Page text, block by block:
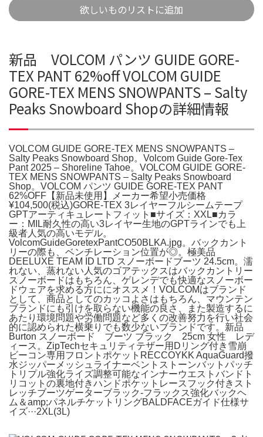
欲しいものリストに追加
新品 VOLCOM パンツ GUIDE GORE-
TEX PANT 62%off VOLCOM GUIDE
GORE-TEX MENS SNOWPANTS – Salty
Peaks Snowboard Shopの詳細情報
VOLCOM GUIDE GORE-TEX MENS SNOWPANTS –
Salty Peaks Snowboard Shop。Volcom Guide Gore-Tex
Pant 2025 – Shoreline Tahoe。VOLCOM GUIDE GORE-
TEX MENS SNOWPANTS – Salty Peaks Snowboard
Shop。VOLCOM パンツ GUIDE GORE-TEX PANT
62%OFF【新品未使用】メーカー希望小売価格
¥104,500(税込)GORE-TEX 3レイヤーフルシームテープ
GPTアーティキュレートフィット■サイズ：XXL■カラ
ー：MIL耐久性の高い3レイヤー生地のGPTラインでも上
級者人気の高いモデル。
VolcomGuideGoretexPantCO50BLKA.jpg。バックカント
リーの際も、ベンチレーション位置が◎。極美品
DEELUXE TEAM ID LTD スノーボードブーツ 24.5cm。濡
れない、蒸れない人気のゴアテックスはバックカントリー
スノーボードはもちろん、ゲレンデでも快適なスノーボー
ドウェアを求める方ににオススメ！VOLCOMはブランド
として、商品としてのカッコよさはもちろん、マウンテン
ブランドにも引けを取らない機能の良さ、また製造するに
あたり環境問題や労働問題など多くの改善努力を行い社会
的に認められた横乗りでも数少ないブランドです。新品
Burton スノーボード ブーツ ブラック 25cm 女性 レデ
ィース。ZipTechセキュリティテザー用Dリング付き雪崩
ビーコン専用フロントポケットRECCOYKK AquaGuard撥
水ジッパーメッシュライナーベントストーンバットパッチ
トリプル強化ライズ調整可能なインナーウエストバンドト
リコットの裏地付きハンドポケットレースフック付きスト
レッチブーツゲーターブラック-フラックス強化バックヘ
ム＆amp;パネルチケットリングBALDFACEガイド仕様サ
イズ···2XL(3L)